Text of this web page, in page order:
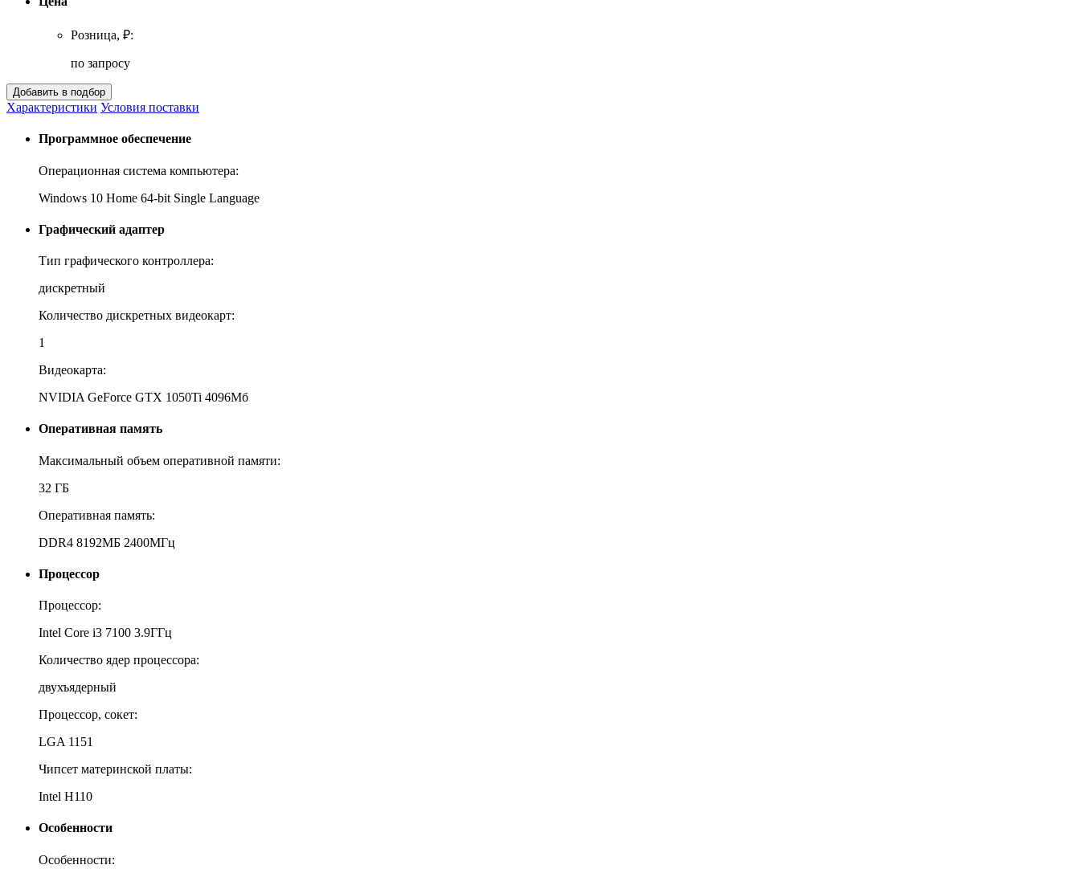
Розница, ₽:
по запросу
Характеристики Условия поставки
Программное обеспечение
Операционная система компьютера:
Windows 10 Home 64-bit Single Language
Графический адаптер
Тип графического контроллера:
дискретный
Количество дискретных видеокарт:
1
Видеокарта:
NVIDIA GeForce GTX 1050Ti 4096Мб
Оперативная память
Максимальный объем оперативной памяти:
32 ГБ
Оперативная память:
DDR4 8192МБ 2400МГц
Процессор
Процессор:
Intel Core i3 7100 3.9ГГц
Количество ядер процессора:
двухъядерный
Процессор, сокет:
LGA 1151
Чипсет материнской платы:
Intel H110
Особенности
Особенности: